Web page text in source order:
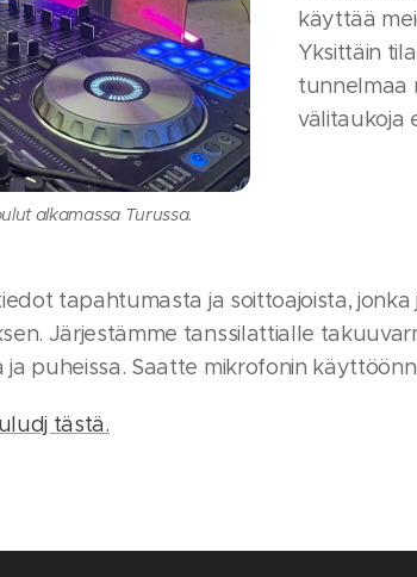
alkamassa Turussa.
käyttää
Yksittäin
tunnelmaa
välitaukoja
tapahtumasta ja soittoajoista, jonka
Järjestämme tanssilattialle
ja puheissa. Saatte mikrofonin
tästä.